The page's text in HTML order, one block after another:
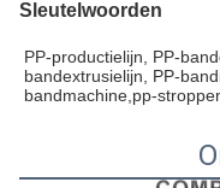
Sleutelwoorden
PP-productielijn, PP-
bandextrusielijn, PP-
bandmachine,pp-